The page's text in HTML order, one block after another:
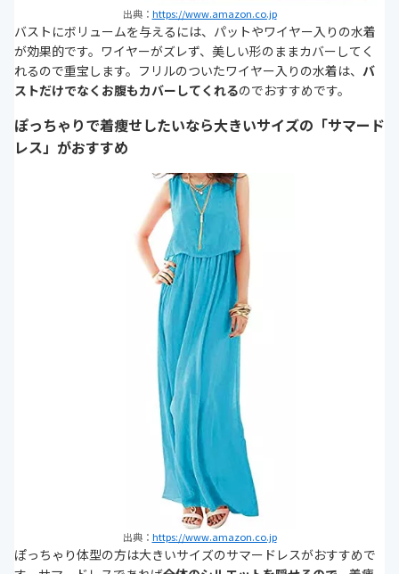
出典： https://www.amazon.co.jp
バストにボリュームを与えるには、パットやワイヤー入りの水着
が効果的です。ワイヤーがズレず、美しい形のままカバーしてく
れるので重宝します。フリルのついたワイヤー入りの水着は、 バ
ストだけでなくお腹もカバーしてくれるのでおすすめです。
ぽっちゃりで着痩せしたいなら大きいサイズの「サマード
レス」がおすすめ
出典： https://www.amazon.co.jp
ぽっちゃり体型の方は大きいサイズのサマードレスがおすすめで